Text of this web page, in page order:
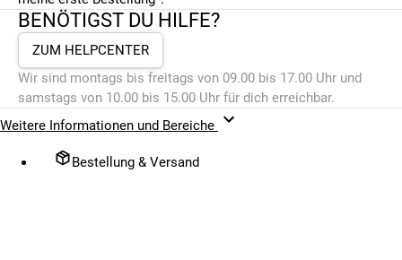
BENÖTIGST DU HILFE?
ZUM HELPCENTER
Wir sind montags bis freitags von 09.00 bis 17.00 Uhr und
samstags von 10.00 bis 15.00 Uhr für dich erreichbar.
Weitere Informationen und Bereiche
Bestellung & Versand